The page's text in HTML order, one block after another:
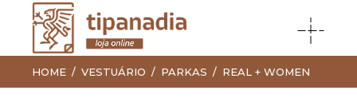
HOME VESTUÁRIO PARKAS REAL + WOMEN